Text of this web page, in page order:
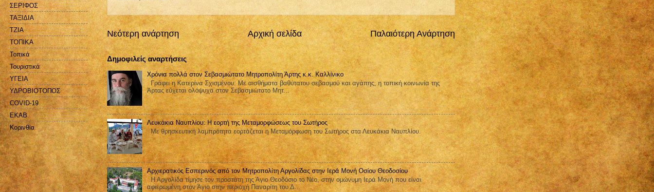
Νεότερη ανάρτηση Παλαιότερη Ανάρτηση
Αρχική σελίδα
Δημοφιλείς αναρτήσεις
Χρόνια πολλά στον Σεβασμιώτατο Μητροπολίτη Άρτης κ.κ. Καλλίνικο
Γράφει η Κατερίνα Σχισμένου: Με αισθήματα βαθύτατου σεβασμού και αγάπης, η τοπική κοινωνία της
Άρτας εύχεται ολόψυχα στον Σεβασμιώτατο Μητ...
Λευκάκια Ναυπλίου: Η εορτή της Μεταμορφώσεως του Σωτήρος
Με θρησκευτική λαμπρότητα εορτάζεται η Μεταμόρφωση του Σωτήρος στα Λευκάκια Ναυπλίου.
Αρχιερατικός Εσπερινός από τον Μητροπολίτη Αργολίδας στην Ιερά Μονή Οσίου Θεοδοσίου
Η Αργολίδα τίμησε τον προστάτη της Άγιο Θεοδόσιο το Νέο, στην ομώνυμη Ιερά Μονή που είναι
αφιερωμένη στον Άγιο στην περιοχή Παναρίτη του Δ...
ΣΕΡΙΦΟΣ
ΤΑΞΙΔΙΑ
ΤΖΙΑ
ΤΟΠΙΚΑ
Τοπικά
Τουριστικά
ΥΓΕΙΑ
ΥΔΡΟΒΙΟΤΟΠΟΣ
COVID-19
EKAB
Kορινθία